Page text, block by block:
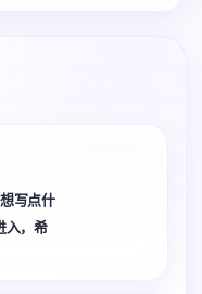
写点什
入，希